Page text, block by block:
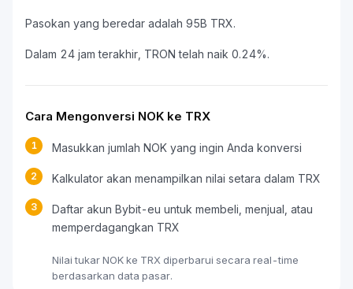
Pasokan yang beredar adalah 95B TRX.
Dalam 24 jam terakhir, TRON telah naik 0.24%.
Cara Mengonversi NOK ke TRX
1 Masukkan jumlah NOK yang ingin Anda konversi
2 Kalkulator akan menampilkan nilai setara dalam TRX
3
Daftar akun Bybit-eu untuk membeli, menjual, atau
memperdagangkan TRX
Nilai tukar NOK ke TRX diperbarui secara real-time
berdasarkan data pasar.